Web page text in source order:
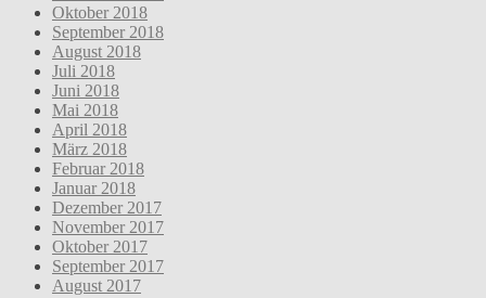
Oktober 2018
September 2018
August 2018
Juli 2018
Juni 2018
Mai 2018
April 2018
März 2018
Februar 2018
Januar 2018
Dezember 2017
November 2017
Oktober 2017
September 2017
August 2017